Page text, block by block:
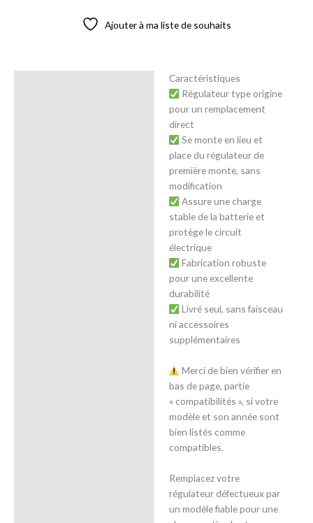
Ajouter à ma liste de souhaits
Caractéristiques
Régulateur type origine
pour un remplacement
direct
Se monte en lieu et
place du régulateur de
première monte, sans
modification
Assure une charge
stable de la batterie et
protège le circuit
électrique
Fabrication robuste
pour une excellente
durabilité
Livré seul, sans faisceau
ni accessoires
supplémentaires
Merci de bien vérifier en
bas de page, partie
« compatibilités », si votre
modèle et son année sont
bien listés comme
compatibles.
Remplacez votre
régulateur défectueux par
un modèle fiable pour une